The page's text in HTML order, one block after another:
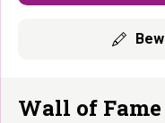
Wall of Fame